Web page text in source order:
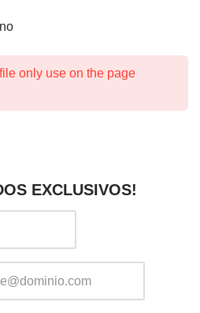
only use on the page
EXCLUSIVOS!